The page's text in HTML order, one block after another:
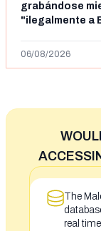
grabándose
"ilegalmente a
06/08/2026
The
real